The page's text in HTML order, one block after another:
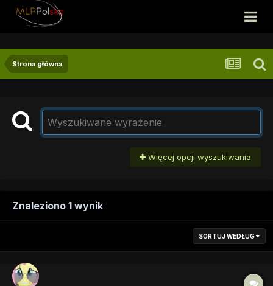
Strona główna
Więcej opcji wyszukiwania
Znaleziono 1 wynik
SORTUJ WEDŁUG